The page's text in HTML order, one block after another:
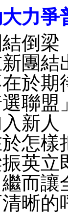
力爭
倒梁
團結
於期
聯盟
新人
怎樣
英立
而讓
晰的